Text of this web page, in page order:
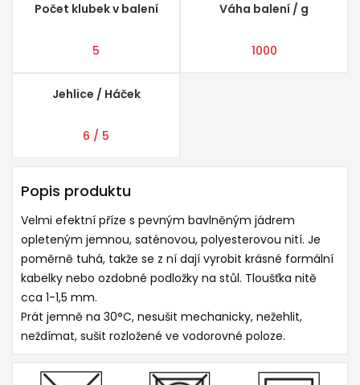
Počet klubek v balení
5
Váha balení / g
1000
Jehlice / Háček
6 / 5
Popis produktu
Velmi efektní příze s pevným bavlněným jádrem
opleteným jemnou, saténovou, polyesterovou nití. Je
poměrně tuhá, takže se z ní dají vyrobit krásné formální
kabelky nebo ozdobné podložky na stůl. Tloušťka nitě
cca 1-1,5 mm.
Prát jemně na 30°C, nesušit mechanicky, nežehlit,
neždímat, sušit rozložené ve vodorovné poloze.